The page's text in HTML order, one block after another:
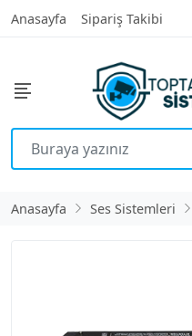
Anasayfa Sipariş Takibi
Anasayfa Ses Sistemleri